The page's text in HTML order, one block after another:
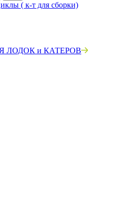
( к-т для сборки)
и КАТЕРОВ